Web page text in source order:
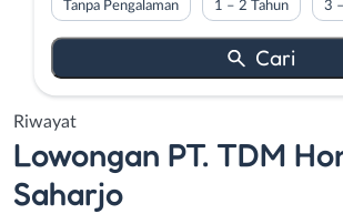
Tanpa Pengalaman 1 – 2 Tahun 3
Riwayat
Lowongan PT. TDM
Saharjo